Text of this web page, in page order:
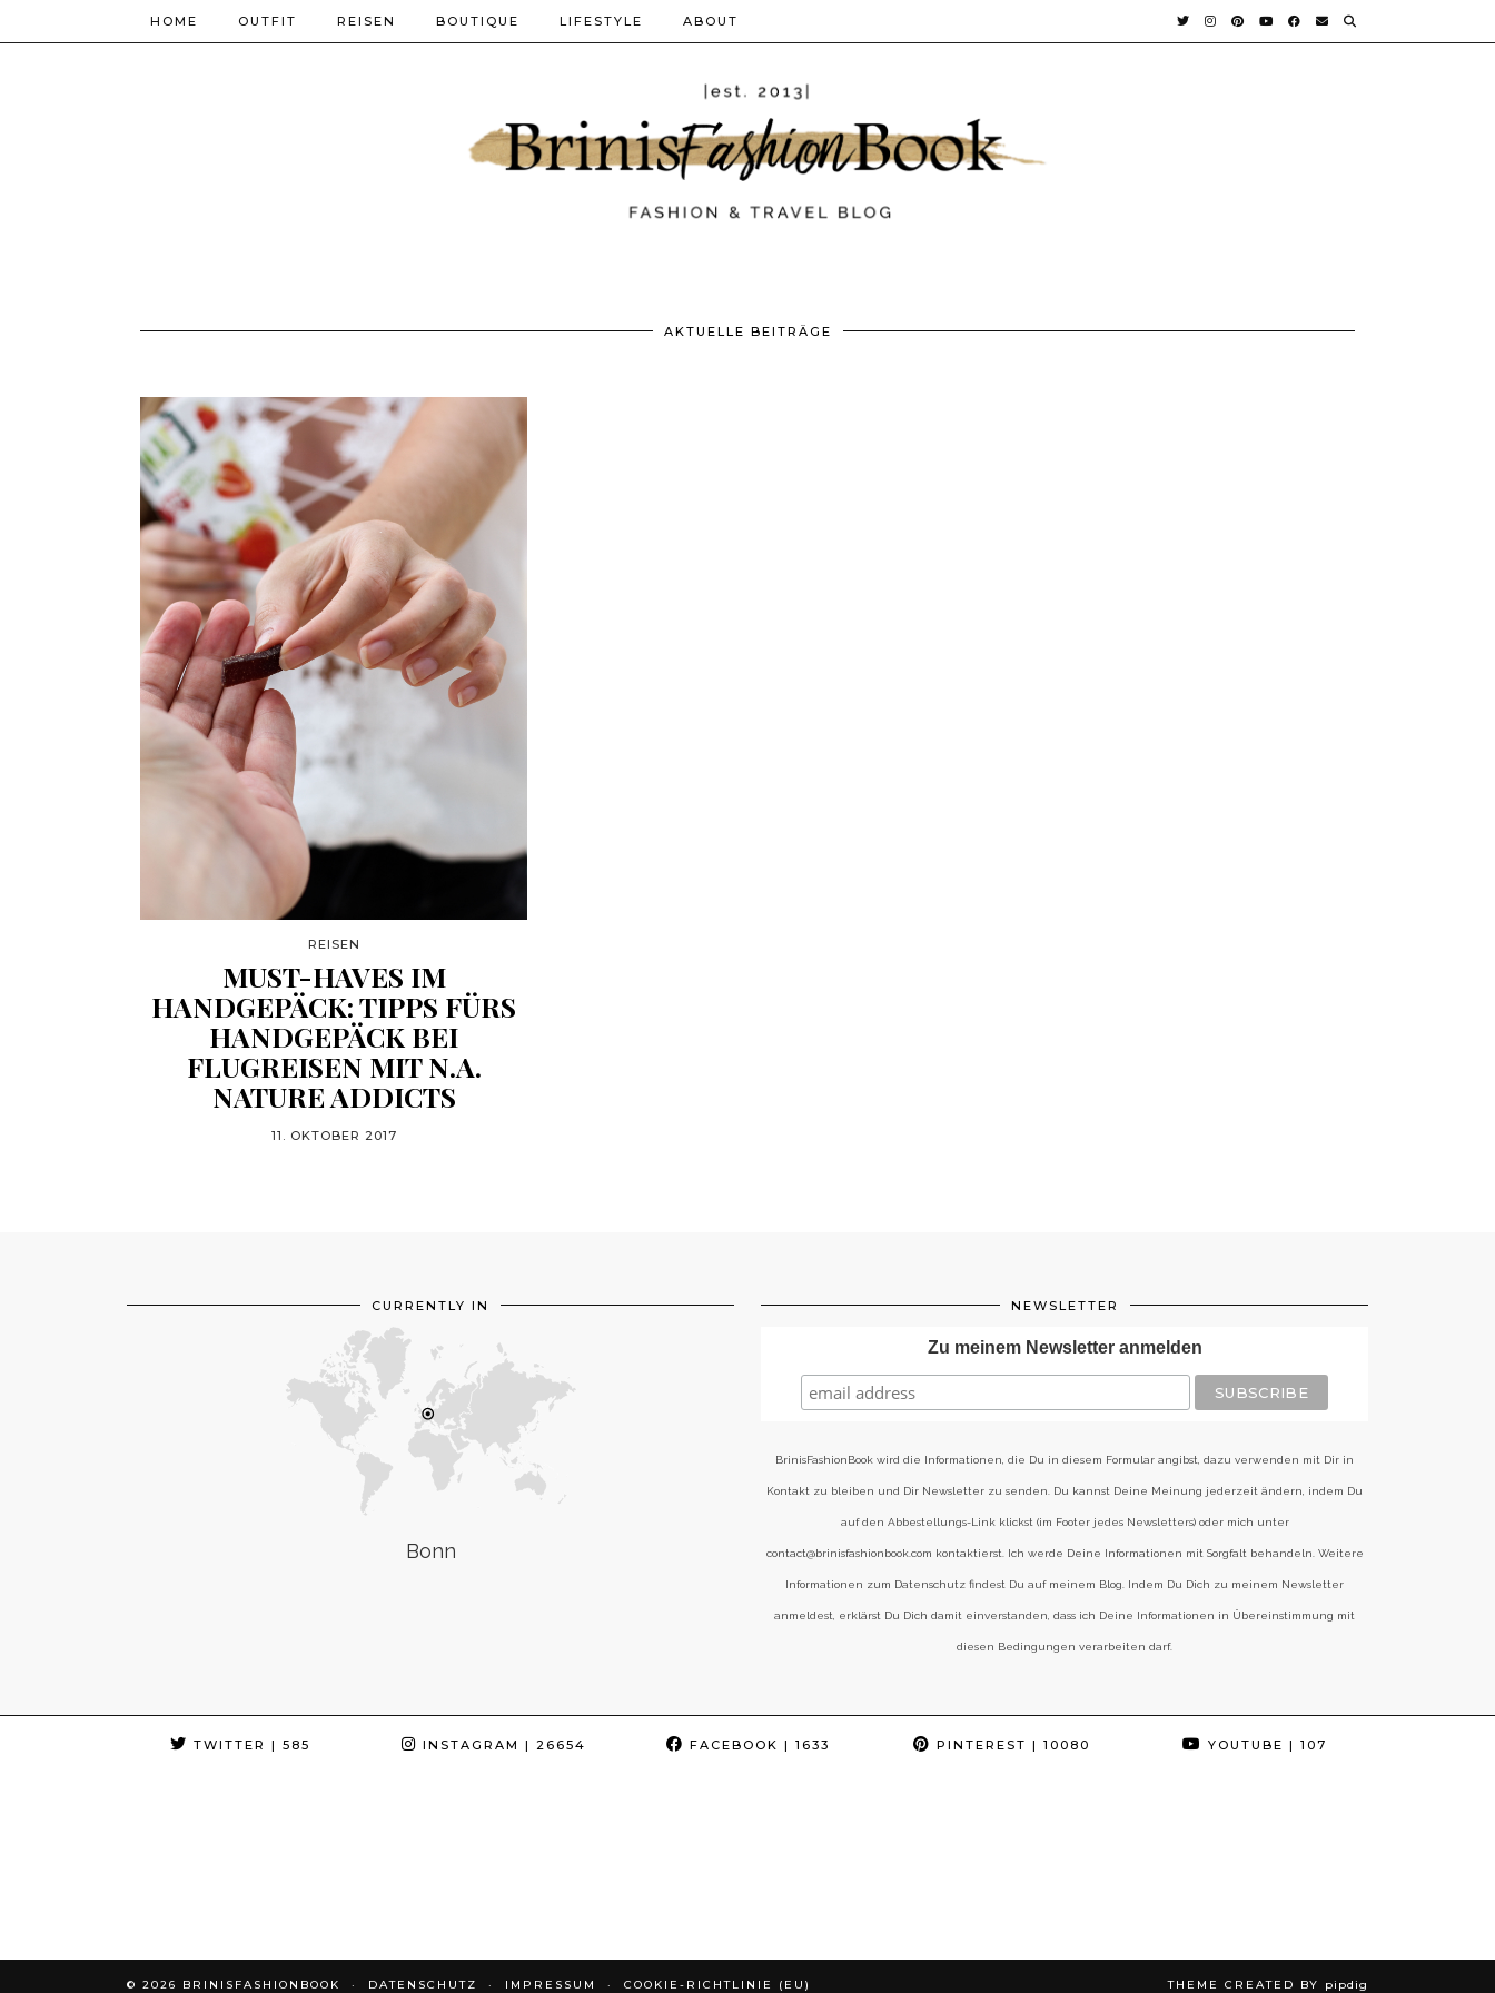
HOME OUTFIT REISEN BOUTIQUE LIFESTYLE ABOUT
AKTUELLE BEITRÄGE
REISEN
MUST-HAVES IM
HANDGEPÄCK: TIPPS FÜRS
HANDGEPÄCK BEI
FLUGREISEN MIT N.A.
NATURE ADDICTS
11. OKTOBER 2017
CURRENTLY IN
Bonn
NEWSLETTER
Zu meinem Newsletter anmelden
BrinisFashionBook wird die Informationen, die Du in diesem Formular angibst, dazu verwenden mit Dir in
Kontakt zu bleiben und Dir Newsletter zu senden. Du kannst Deine Meinung jederzeit ändern, indem Du
auf den Abbestellungs-Link klickst (im Footer jedes Newsletters) oder mich unter
contact@brinisfashionbook.com kontaktierst. Ich werde Deine Informationen mit Sorgfalt behandeln. Weitere
Informationen zum Datenschutz findest Du auf meinem Blog. Indem Du Dich zu meinem Newsletter
anmeldest, erklärst Du Dich damit einverstanden, dass ich Deine Informationen in Übereinstimmung mit
diesen Bedingungen verarbeiten darf.
TWITTER | 585 INSTAGRAM | 26654 FACEBOOK | 1633 PINTEREST | 10080 YOUTUBE | 107
© 2026 BRINISFASHIONBOOK DATENSCHUTZ IMPRESSUM COOKIE-RICHTLINIE (EU) THEME CREATED BY pipdig